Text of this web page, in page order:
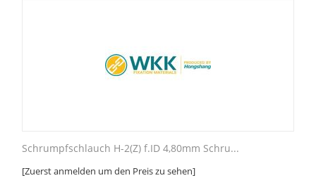
Schrumpfschlauch H-2(Z) f.ID 4,80mm Schru...
[Zuerst anmelden um den Preis zu sehen]